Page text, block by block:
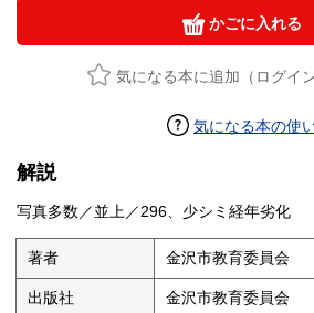
かごに入れる
気になる本に追加（ログイ
気になる本の使
解説
写真多数／並上／296、少シミ経年劣化
著者 金沢市教育委員会
出版社 金沢市教育委員会